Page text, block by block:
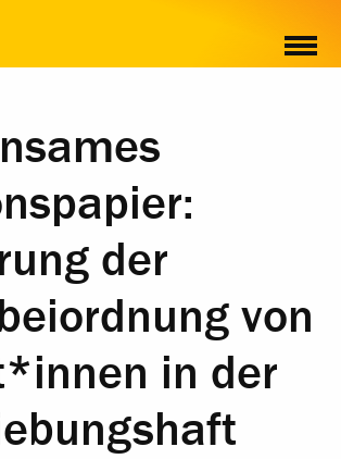
der
von
in der